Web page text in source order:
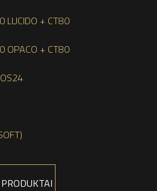
LUCIDO + CT80
OPACO + CT80